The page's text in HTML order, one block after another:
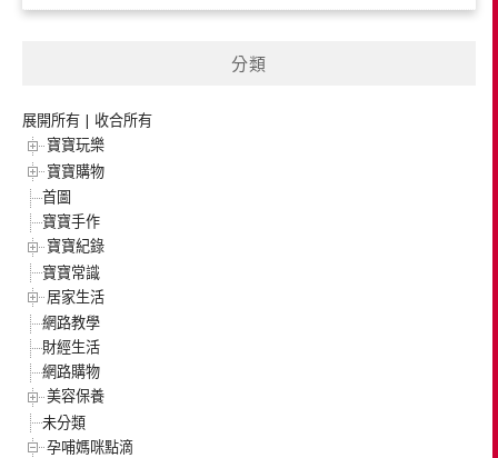
分類
展開所有 | 收合所有
寶寶玩樂
寶寶購物
首圖
寶寶手作
寶寶紀錄
寶寶常識
居家生活
網路教學
財經生活
網路購物
美容保養
未分類
孕哺媽咪點滴